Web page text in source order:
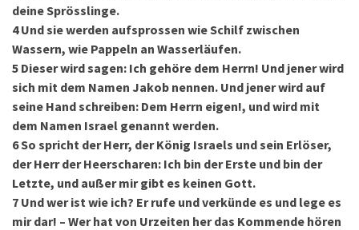
deine Sprösslinge.
4 Und sie werden aufsprossen wie Schilf zwischen
Wassern, wie Pappeln an Wasserläufen.
5 Dieser wird sagen: Ich gehöre dem Herrn! Und jener wird
sich mit dem Namen Jakob nennen. Und jener wird auf
seine Hand schreiben: Dem Herrn eigen!, und wird mit
dem Namen Israel genannt werden.
6So spricht der Herr, der König Israels und sein Erlöser,
der Herr der Heerscharen: Ich bin der Erste und bin der
Letzte, und außer mir gibt es keinen Gott.
7 Und wer ist wie ich? Er rufe und verkünde es und lege es
mir dar! – Wer hat von Urzeiten her das Kommende hören